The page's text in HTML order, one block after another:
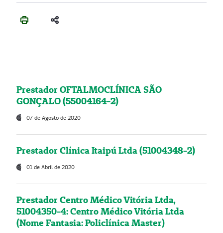
Prestador OFTALMOCLÍNICA SÃO
GONÇALO (55004164-2)
07 de Agosto de 2020
Prestador Clínica Itaipú Ltda (51004348-2)
01 de Abril de 2020
Prestador Centro Médico Vitória Ltda,
51004350-4: Centro Médico Vitória Ltda
(Nome Fantasia: Policlínica Master)